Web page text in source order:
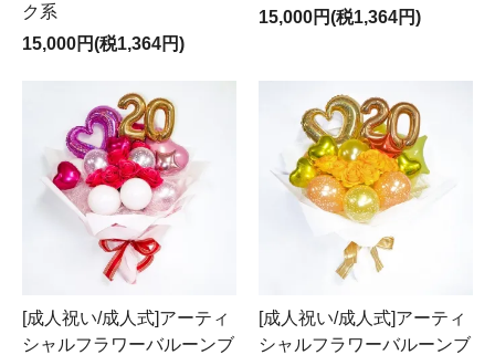
ク系
15,000円(税1,364円)
15,000円(税1,364円)
[成人祝い/成人式]アーティ
シャルフラワーバルーンブ
[成人祝い/成人式]アーティ
シャルフラワーバルーンブ